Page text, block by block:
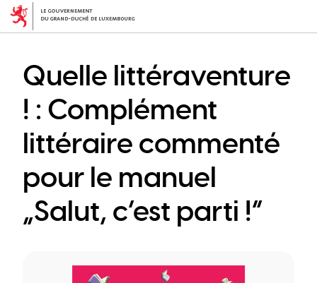
Skip
Quelle littéraventure
! : Complément
littéraire commenté
pour le manuel
„Salut, c’est parti !“